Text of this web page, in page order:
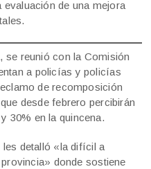
de una mejora
se reunió con la Comisión
a policías y policías
de recomposición
desde febrero percibirán
30% en la quincena.
les detalló «la difícil a
donde sostiene